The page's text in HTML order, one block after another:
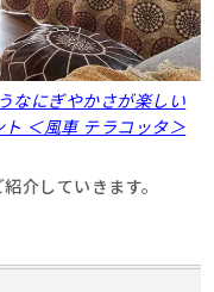
なにぎやかさが楽しい
＜風車 テラコッタ＞
介していきます。